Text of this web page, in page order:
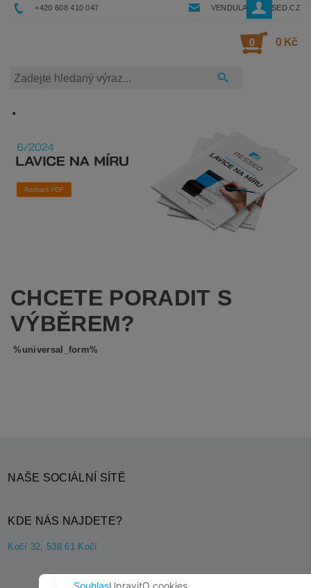
+420 608 410 047 VENDULA@RESSED.CZ
0 0 Kč
.
CHCETE PORADIT S
VÝBĚREM?
%universal_form%
NAŠE SOCIÁLNÍ SÍTĚ
KDE NÁS NAJDETE?
Kočí 32, 538 61 Kočí